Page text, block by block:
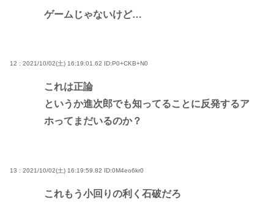
ゲームじゃないけど…
12 : 2021/10/02(土) 16:19:01.62 ID:P0+CKB+N0
これは正論
というか進次郎でも知ってることに反発するア
ホってまだいるのか？
13 : 2021/10/02(土) 16:19:59.82 ID:0M4eo6kr0
これもう小回りの利く石破だろ